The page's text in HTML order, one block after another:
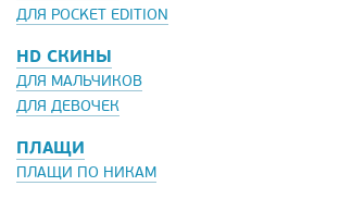
ДЛЯ POCKET EDITION
HD СКИНЫ
ДЛЯ МАЛЬЧИКОВ
ДЛЯ ДЕВОЧЕК
ПЛАЩИ
ПЛАЩИ ПО НИКАМ